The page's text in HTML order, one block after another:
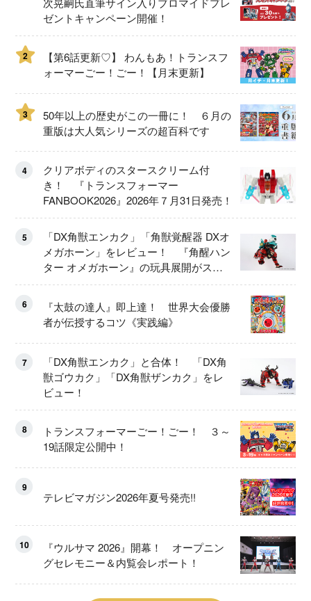
ゼントキャンペーン開催！
2
【第6話更新♡】 わんもあ！トランスフ
ォーマーごー！ごー！【月末更新】
3
50年以上の歴史がこの一冊に！ ６月の
重版は大人気シリーズの超百科です
4
クリアボディのスタースクリーム付
き！ 『トランスフォーマー
FANBOOK2026』2026年７月31日発売！
5
「DX角獣エンカク」「角獣覚醒器 DXオ
メガホーン」をレビュー！ 『角醒ハン
ター オメガホーン』の玩具展開がスタ
ート！
6
『太鼓の達人』即上達！ 世界大会優勝
者が伝授するコツ《実践編》
7
「DX角獣エンカク」と合体！ 「DX角
獣ゴウカク」「DX角獣ザンカク」をレ
ビュー！
8
トランスフォーマーごー！ごー！ ３～
19話限定公開中！
9
テレビマガジン2026年夏号発売!!
10
『ウルサマ 2026』開幕！ オープニン
グセレモニー＆内覧会レポート！